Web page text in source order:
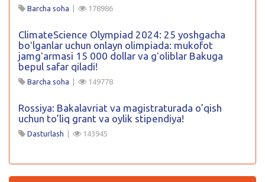
Barcha soha 178986
ClimateScience Olympiad 2024: 25 yoshgacha
boʻlganlar uchun onlayn olimpiada: mukofot
jamgʻarmasi 15 000 dollar va gʻoliblar Bakuga
bepul safar qiladi!
Barcha soha 149778
Rossiya: Bakalavriat va magistraturada o’qish
uchun to’liq grant va oylik stipendiya!
Dasturlash 143945